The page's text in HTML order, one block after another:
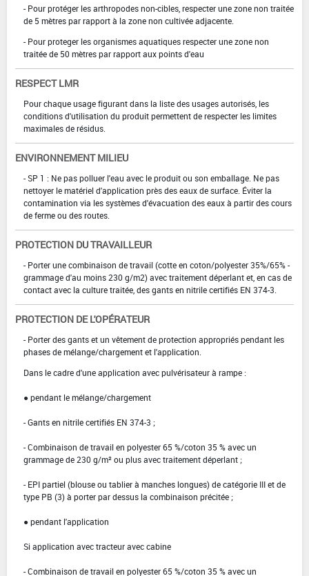
- Pour protéger les arthropodes non-cibles, respecter une zone non traitée
de 5 mètres par rapport à la zone non cultivée adjacente.
- Pour proteger les organismes aquatiques respecter une zone non
traitée de 50 mètres par rapport aux points d'eau
RESPECT LMR
Pour chaque usage figurant dans la liste des usages autorisés, les
conditions d'utilisation du produit permettent de respecter les limites
maximales de résidus.
ENVIRONNEMENT MILIEU
- SP 1 : Ne pas polluer l'eau avec le produit ou son emballage. Ne pas
nettoyer le matériel d'application près des eaux de surface. Éviter la
contamination via les systèmes d'évacuation des eaux à partir des cours
de ferme ou des routes.
PROTECTION DU TRAVAILLEUR
- Porter une combinaison de travail (cotte en coton/polyester 35%/65% -
grammage d'au moins 230 g/m2) avec traitement déperlant et, en cas de
contact avec la culture traitée, des gants en nitrile certifiés EN 374-3.
PROTECTION DE L'OPÉRATEUR
- Porter des gants et un vêtement de protection appropriés pendant les
phases de mélange/chargement et l'application.
Dans le cadre d'une application avec pulvérisateur à rampe :
● pendant le mélange/chargement
- Gants en nitrile certifiés EN 374-3 ;
- Combinaison de travail en polyester 65 %/coton 35 % avec un
grammage de 230 g/m² ou plus avec traitement déperlant ;
- EPI partiel (blouse ou tablier à manches longues) de catégorie III et de
type PB (3) à porter par dessus la combinaison précitée ;
● pendant l'application
Si application avec tracteur avec cabine
- Combinaison de travail en polyester 65 %/coton 35 % avec un